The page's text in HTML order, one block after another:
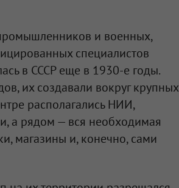
и военных,
специалистов
в СССР еще в 1930-е годы.
их создавали вокруг крупных
располагались НИИ,
а рядом — вся необходимая
магазины и, конечно, сами